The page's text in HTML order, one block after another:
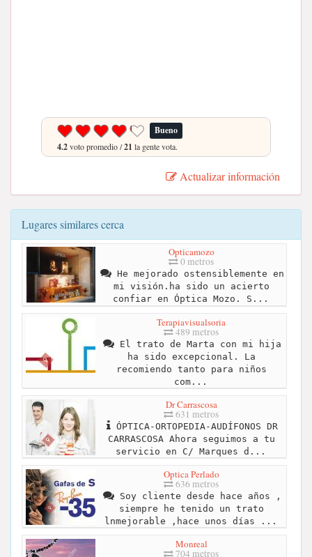
Bueno
4.2voto promedio /21 la gente vota.
Actualizar información
Lugares similares cerca
Opticamozo
0 metros
He mejorado ostensiblemente en
mi visión.ha sido un acierto
confiar en Óptica Mozo. S...
Terapiavisualsoria
489 metros
El trato de Marta con mi hija
ha sido excepcional. La
recomiendo tanto para niños
com...
Dr Carrascosa
631 metros
ÓPTICA-ORTOPEDIA-AUDÍFONOS DR
CARRASCOSA Ahora seguimos a tu
servicio en C/ Marques d...
Optica Perlado
636 metros
Soy cliente desde hace años ,
siempre he tenido un trato
lnmejorable ,hace unos días ...
Monreal
704 metros